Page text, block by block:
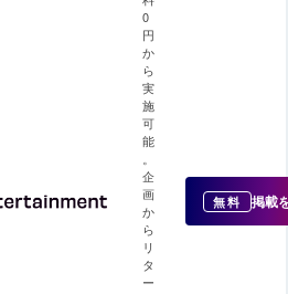
0
円
か
ら
実
施
可
能
。
企
画
か
ら
リ
タ
ー
無料 掲載